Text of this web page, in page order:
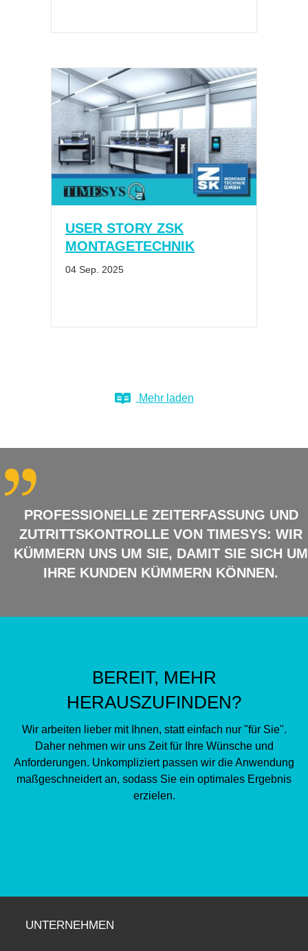
USER STORY ZSK
MONTAGETECHNIK
04 Sep. 2025
PROFESSIONELLE ZEITERFASSUNG UND
ZUTRITTSKONTROLLE VON TIMESYS: WIR
KÜMMERN UNS UM SIE, DAMIT SIE SICH UM
IHRE KUNDEN KÜMMERN KÖNNEN.
HERAUSZUFINDEN?
Wir arbeiten lieber mit Ihnen, statt einfach nur "für Sie".
Daher nehmen wir uns Zeit für Ihre Wünsche und
Anforderungen. Unkompliziert passen wir die Anwendung
maßgeschneidert an, sodass Sie ein optimales Ergebnis
erzielen.
Unternehmensgeschichte